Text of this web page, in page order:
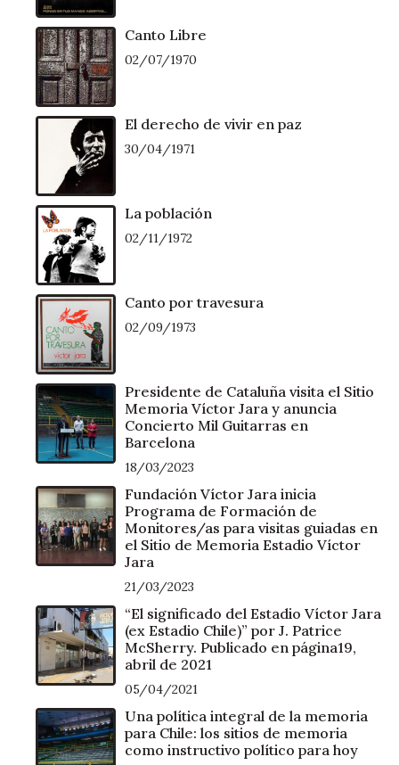
Canto Libre
02/07/1970
El derecho de vivir en paz
30/04/1971
La población
02/11/1972
Canto por travesura
02/09/1973
Presidente de Cataluña visita el Sitio
Memoria Víctor Jara y anuncia
Concierto Mil Guitarras en
Barcelona
18/03/2023
Fundación Víctor Jara inicia
Programa de Formación de
Monitores/as para visitas guiadas en
el Sitio de Memoria Estadio Víctor
Jara
21/03/2023
“El significado del Estadio Víctor Jara
(ex Estadio Chile)” por J. Patrice
McSherry. Publicado en página19,
abril de 2021
05/04/2021
Una política integral de la memoria
para Chile: los sitios de memoria
como instructivo político para hoy